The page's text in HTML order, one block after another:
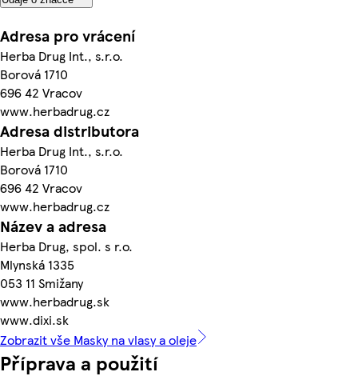
Adresa pro vrácení
Herba Drug Int., s.r.o.
Borová 1710
696 42 Vracov
www.herbadrug.cz
Adresa distributora
Herba Drug Int., s.r.o.
Borová 1710
696 42 Vracov
www.herbadrug.cz
Název a adresa
Herba Drug, spol. s r.o.
Mlynská 1335
053 11 Smižany
www.herbadrug.sk
www.dixi.sk
Zobrazit vše Masky na vlasy a oleje
Příprava a použití